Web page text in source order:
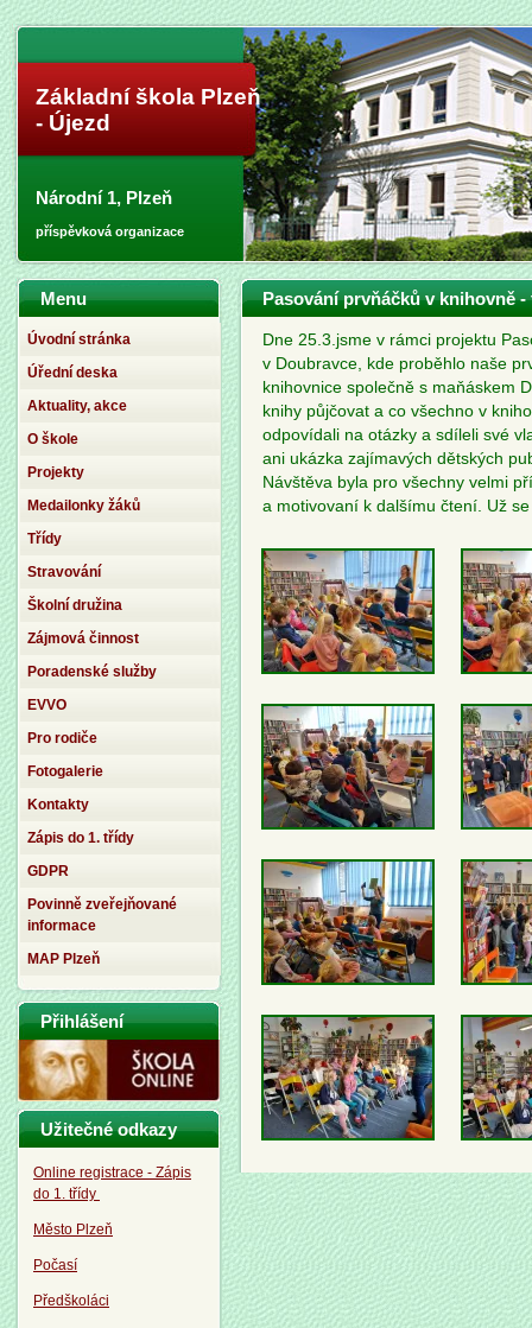
Základní škola Plzeň
- Újezd
Národní 1, Plzeň
příspěvková organizace
Pasování prvňáčků v knihovně -
Dne 25.3.jsme v rámci projektu
v Doubravce, kde proběhlo naše
knihovnice společně s maňáskem
knihy půjčovat a co všechno v
odpovídali na otázky a sdíleli své
ani ukázka zajímavých dětských
Návštěva byla pro všechny velmi
a motivovaní k dalšímu čtení. Už
Menu
Úvodní stránka
Úřední deska
Aktuality, akce
O škole
Projekty
Medailonky žáků
Třídy
Stravování
Školní družina
Zájmová činnost
Poradenské služby
EVVO
Pro rodiče
Fotogalerie
Kontakty
Zápis do 1. třídy
GDPR
Povinně zveřejňované
informace
MAP Plzeň
Přihlášení
Užitečné odkazy
Online registrace - Zápis
do 1. třídy
Město Plzeň
Počasí
Předškoláci